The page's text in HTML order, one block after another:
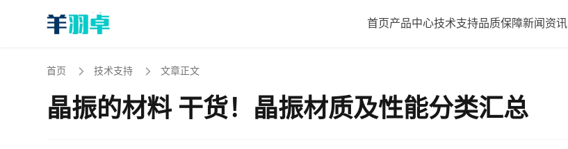
首页产品中心技术支持品质保障新闻资讯
首页 技术支持 文章正文
晶振的材料 干货！晶振材质及性能分类汇总